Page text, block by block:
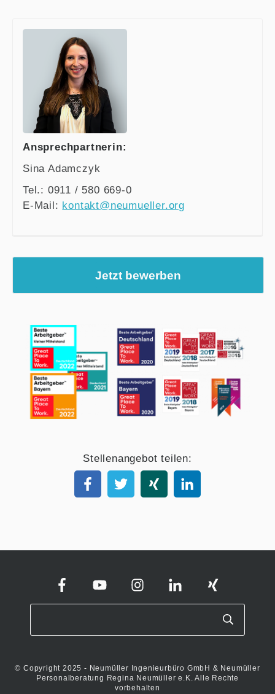
Ansprechpartnerin:
Sina Adamczyk
Tel.: 0911 / 580 669-0
E-Mail: kontakt@neumueller.org
Jetzt bewerben
Stellenangebot teilen:
© Copyright 2025 - Neumüller Ingenieurbüro GmbH & Neumüller
Personalberatung Regina Neumüller e.K. Alle Rechte
vorbehalten